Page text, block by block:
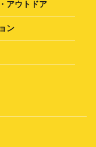
アウトドア
ン